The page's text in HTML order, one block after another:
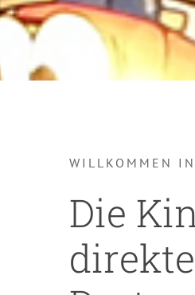
WILLKOMMEN
Die